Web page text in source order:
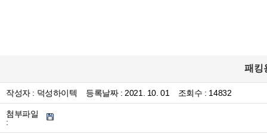
패킹
작성자 : 덕성하이텍 등록날짜 : 2021. 10. 01 조회수 : 14832
첨부파일
: